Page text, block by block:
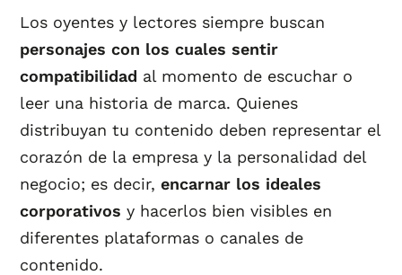
Los oyentes y lectores siempre buscan
personajes con los cuales sentir
compatibilidad al momento de escuchar o
leer una historia de marca. Quienes
distribuyan tu contenido deben representar el
corazón de la empresa y la personalidad del
negocio; es decir, encarnar los ideales
corporativos y hacerlos bien visibles en
diferentes plataformas o canales de
contenido.